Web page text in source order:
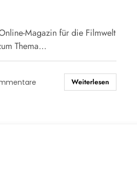
Magazin für die Filmwelt
Thema…
Weiterlesen